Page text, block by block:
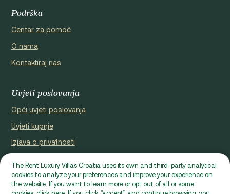
Podrška
Centar za pomoć
O nama
Kontaktiraj nas
Uvjeti poslovanja
Opći uvjeti poslovanja
Uvjeti kupnje
Izjava o privatnosti
Internetska stranica koju je registrirao Domus properties d.o.o.,
The Rent Luxury Villas Croatia uses its own and third-party analytical
cookies to analyze your preferences and improve your experience on
the website. If you want to learn more or opt out of all or some